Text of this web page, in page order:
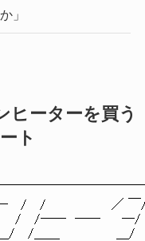
」
ヒーターを買う
ト
― / / ／ ￣
―― ―/
/ /＿＿ ＿/